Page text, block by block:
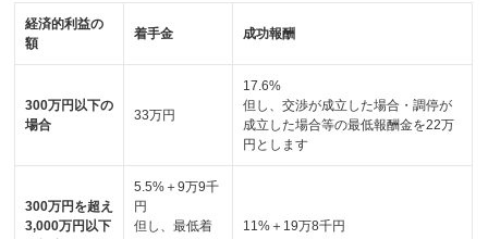
経済的利益の
額
着手金 成功報酬
300万円以下の
場合
33万円
17.6%
但し、交渉が成立した場合・調停が
成立した場合等の最低報酬金を22万
円とします
300万円を超え
3,000万円以下
5.5%＋9万9千
円
但し、最低着
11%＋19万8千円